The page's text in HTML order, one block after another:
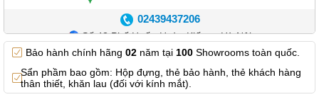
02439437206
Số 42 Phố Huế - Hoàn Kiếm – Hà Nội
0982.769.887
Showroom 3: Số 87 Trương Định - Hai Bà Trưng - Hà Nội.
Bảo hành chính hãng 02 năm tại 100 Showrooms toàn quốc.
Sẩn phầm bao gồm: Hộp đựng, thẻ bảo hành, thẻ khách hàng
thân thiết, khăn lau (đối với kính mắt).